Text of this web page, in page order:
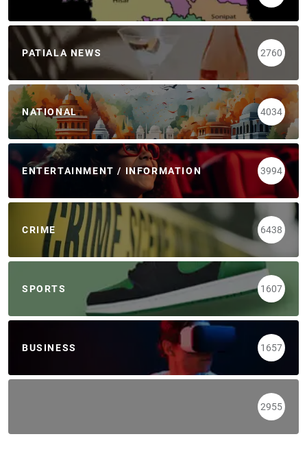
PATIALA NEWS 2760
NATIONAL 4034
ENTERTAINMENT / INFORMATION 3994
CRIME 6438
SPORTS 1607
BUSINESS 1657
2955